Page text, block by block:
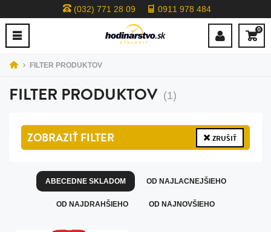
(032) 771 28 09 0911 978 484
0
FILTER PRODUKTOV
FILTER PRODUKTOV (1)
ZOBRAZIŤFILTER ZRUŠIŤ
ABECEDNE SKLADOM OD NAJLACNEJŠIEHO
OD NAJDRAHŠIEHO OD NAJNOVŠIEHO